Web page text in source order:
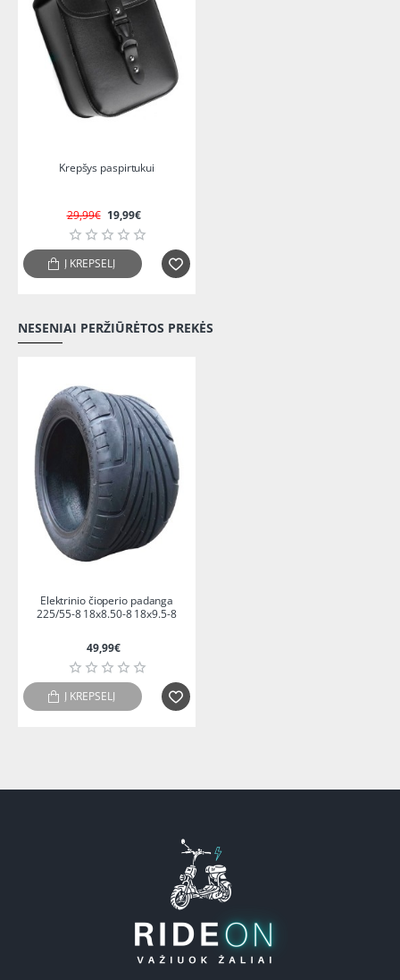
Krepšys paspirtukui
19,99€
29,99€
Į KREPŠELĮ
NESENIAI PERŽIŪRĖTOS PREKĖS
IŠPARDUOTA
Elektrinio čioperio padanga
225/55-8 18x8.50-8 18x9.5-8
49,99€
Į KREPŠELĮ